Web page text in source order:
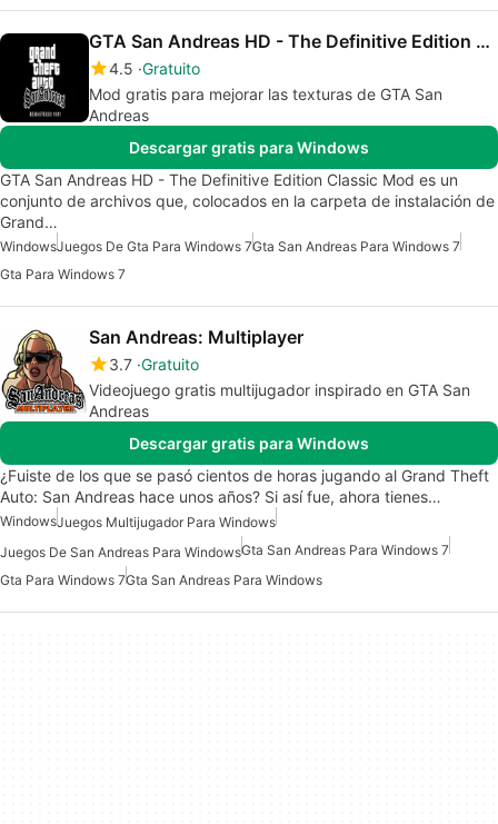
GTA San Andreas HD - The Definitive Edition Classic Mod
4.5 Gratuito
Mod gratis para mejorar las texturas de GTA San
Andreas
Descargar gratis para Windows
GTA San Andreas HD - The Definitive Edition Classic Mod es un
conjunto de archivos que, colocados en la carpeta de instalación de
Grand…
WindowsJuegos De Gta Para Windows 7Gta San Andreas Para Windows 7
Gta Para Windows 7
San Andreas: Multiplayer
3.7 Gratuito
Videojuego gratis multijugador inspirado en GTA San
Andreas
Descargar gratis para Windows
¿Fuiste de los que se pasó cientos de horas jugando al Grand Theft
Auto: San Andreas hace unos años? Si así fue, ahora tienes…
WindowsJuegos Multijugador Para Windows
Juegos De San Andreas Para WindowsGta San Andreas Para Windows 7
Gta Para Windows 7Gta San Andreas Para Windows